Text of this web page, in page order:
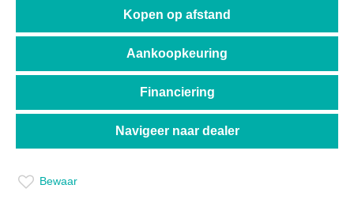
Kopen op afstand
Aankoopkeuring
Financiering
Navigeer naar dealer
Bewaar